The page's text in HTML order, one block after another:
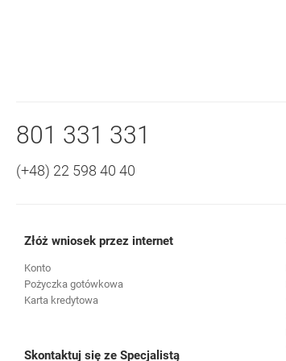
Nawigacja dolna
Zadzwoń do nas
801 331 331
(+48) 22 598 40 40
Złóż wniosek przez internet
Konto
Pożyczka gotówkowa
Karta kredytowa
Skontaktuj się ze Specjalistą